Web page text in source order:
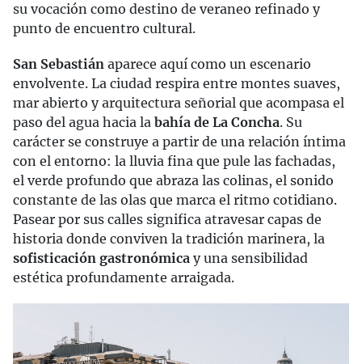
su vocación como destino de veraneo refinado y
punto de encuentro cultural.
San Sebastián aparece aquí como un escenario
envolvente. La ciudad respira entre montes suaves,
mar abierto y arquitectura señorial que acompasa el
paso del agua hacia la bahía de La Concha. Su
carácter se construye a partir de una relación íntima
con el entorno: la lluvia fina que pule las fachadas,
el verde profundo que abraza las colinas, el sonido
constante de las olas que marca el ritmo cotidiano.
Pasear por sus calles significa atravesar capas de
historia donde conviven la tradición marinera, la
sofisticación gastronómica y una sensibilidad
estética profundamente arraigada.